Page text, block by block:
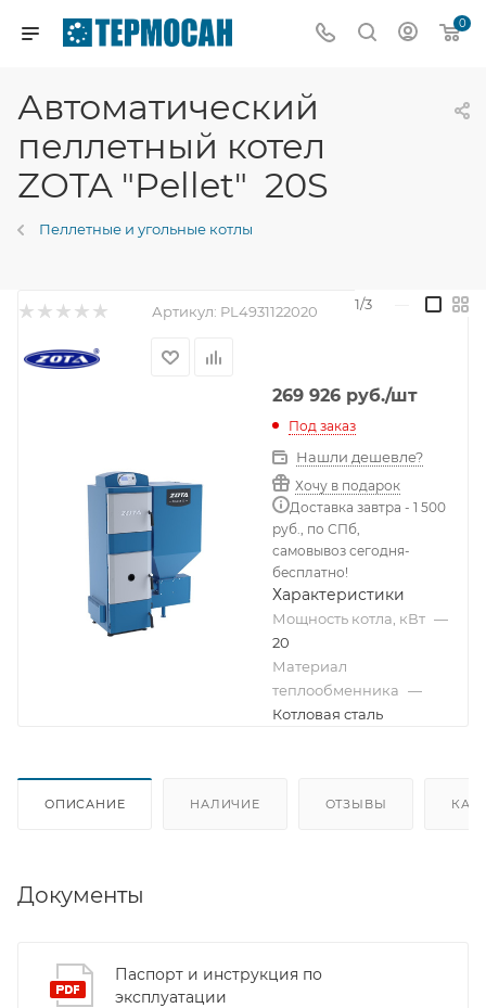
0
Автоматический
пеллетный котел
ZOTA "Pellet" 20S
Пеллетные и угольные котлы
Артикул: PL4931122020
269 926руб./шт
Под заказ
Нашли дешевле?
Хочу в подарок
Доставка завтра - 1 500
руб., по СПб,
самовывоз сегодня-
бесплатно!
Характеристики
Мощность котла, кВт —
20
Материал
теплообменника —
Котловая сталь
ОПИСАНИЕ НАЛИЧИЕ ОТЗЫВЫ КАК
Документы
Паспорт и инструкция по
эксплуатации
1/3